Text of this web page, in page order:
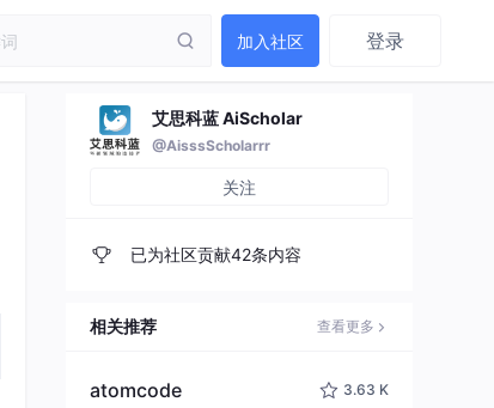
加入社区 登录
艾思科蓝 AiScholar
@AisssScholarrr
关注
已为社区贡献42条内容
相关推荐 查看更多
atomcode 3.63 K